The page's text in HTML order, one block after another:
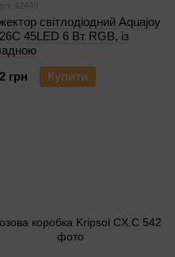
42449
світлодіодний Aquajoy
45LED 6 Вт RGB, із
грн
Купити